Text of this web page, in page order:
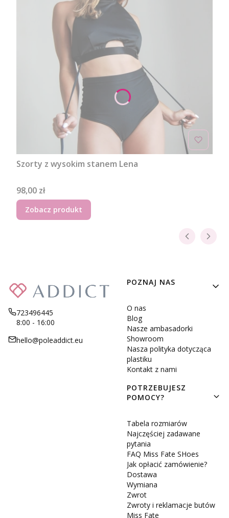
Szorty z wysokim stanem Lena
Cena
98,00 zł
Zobacz produkt
723496445
8:00 - 16:00
hello@poleaddict.eu
Linki w stopce
POZNAJ NAS
O nas
Blog
Nasze ambasadorki
Showroom
Nasza polityka dotycząca
plastiku
Kontakt z nami
POTRZEBUJESZ
POMOCY?
Tabela rozmiarów
Najczęściej zadawane
pytania
FAQ Miss Fate SHoes
Jak opłacić zamówienie?
Dostawa
Wymiana
Zwrot
Zwroty i reklamacje butów
Miss Fate